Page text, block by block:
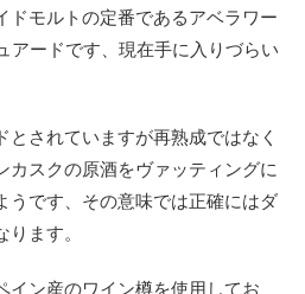
ドモルトの定番であるアベラワー
アードです、現在手に入りづらい
とされていますが再熟成ではなく
カスクの原酒をヴァッティングに
うです、その意味では正確にはダ
ます。
イン産のワイン樽を使用してお